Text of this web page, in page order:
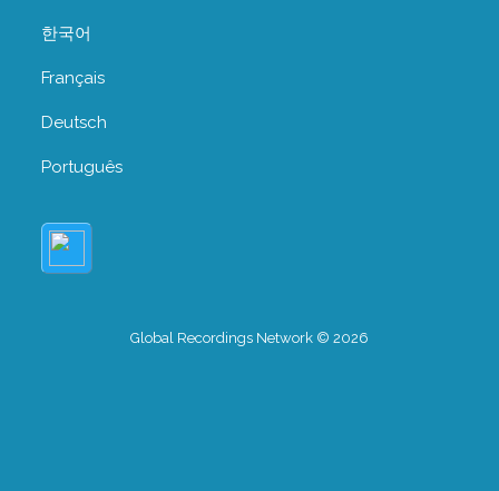
한국어
Français
Deutsch
Português
Global Recordings Network © 2026